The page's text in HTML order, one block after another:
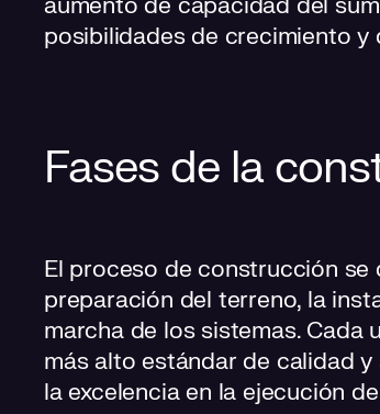
aumento de capacidad del
posibilidades de crecimiento
Fases de la
El proceso de construcción se
preparación del terreno, la
marcha de los sistemas. Cada
más alto estándar de calidad
la excelencia en la ejecución